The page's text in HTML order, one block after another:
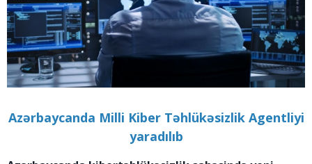
Azərbaycanda Milli Kiber Təhlükəsizlik Agentliyi
yaradılıb